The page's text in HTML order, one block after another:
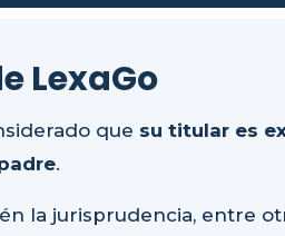
LexaGo
que su titular es
.
la jurisprudencia, entre